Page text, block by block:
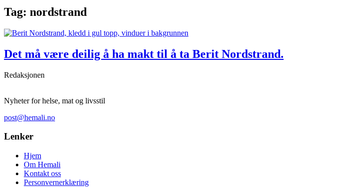
Tag: nordstrand
Det må være deilig å ha makt til å ta Berit Nordstrand.
Redaksjonen
Nyheter for helse, mat og livsstil
post@hemali.no
Lenker
Hjem
Om Hemali
Kontakt oss
Personvernerklæring